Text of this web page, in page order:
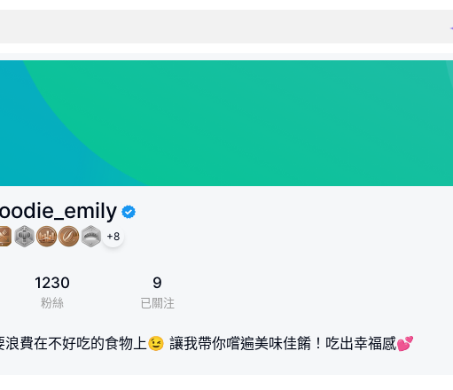
+8
1230
粉絲
9
已關注
浪費在不好吃的食物上😉 讓我帶你嚐遍美味佳餚！吃出幸福感💕